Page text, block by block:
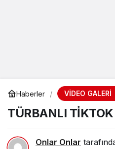
Haberler VİDEO GALERİ
TÜRBANLI
Onlar Onlar